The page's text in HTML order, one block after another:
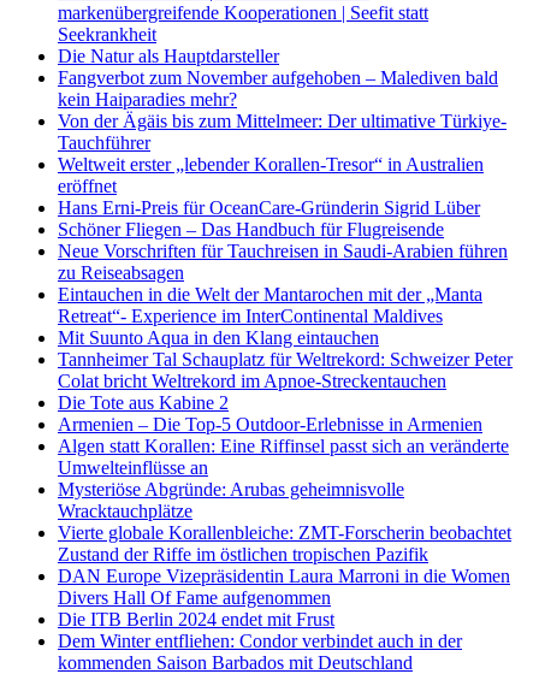
markenübergreifende Kooperationen | Seefit statt
Seekrankheit
Die Natur als Hauptdarsteller
Fangverbot zum November aufgehoben – Malediven bald
kein Haiparadies mehr?
Von der Ägäis bis zum Mittelmeer: Der ultimative Türkiye-
Tauchführer
Weltweit erster „lebender Korallen-Tresor“ in Australien
eröffnet
Hans Erni-Preis für OceanCare-Gründerin Sigrid Lüber
Schöner Fliegen – Das Handbuch für Flugreisende
Neue Vorschriften für Tauchreisen in Saudi-Arabien führen
zu Reiseabsagen
Eintauchen in die Welt der Mantarochen mit der „Manta
Retreat“- Experience im InterContinental Maldives
Mit Suunto Aqua in den Klang eintauchen
Tannheimer Tal Schauplatz für Weltrekord: Schweizer Peter
Colat bricht Weltrekord im Apnoe-Streckentauchen
Die Tote aus Kabine 2
Armenien – Die Top-5 Outdoor-Erlebnisse in Armenien
Algen statt Korallen: Eine Riffinsel passt sich an veränderte
Umwelteinflüsse an
Mysteriöse Abgründe: Arubas geheimnisvolle
Wracktauchplätze
Vierte globale Korallenbleiche: ZMT-Forscherin beobachtet
Zustand der Riffe im östlichen tropischen Pazifik
DAN Europe Vizepräsidentin Laura Marroni in die Women
Divers Hall Of Fame aufgenommen
Die ITB Berlin 2024 endet mit Frust
Dem Winter entfliehen: Condor verbindet auch in der
kommenden Saison Barbados mit Deutschland